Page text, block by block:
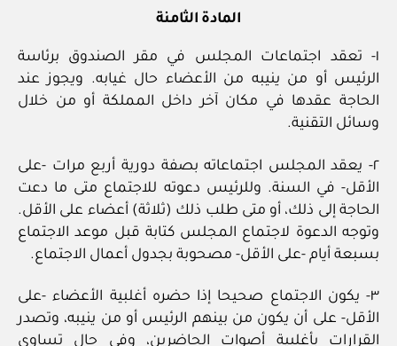
المادة الثامنة
١- تعقد اجتماعات المجلس في مقر الصندوق برئاسة
الرئيس أو من ينيبه من الأعضاء حال غيابه. ويجوز عند
الحاجة عقدها في مكان آخر داخل المملكة أو من خلال
وسائل التقنية.
٢- يعقد المجلس اجتماعاته بصفة دورية أربع مرات -على
الأقل- في السنة. وللرئيس دعوته للاجتماع متى ما دعت
الحاجة إلى ذلك، أو متى طلب ذلك (ثلاثة) أعضاء على الأقل.
وتوجه الدعوة لاجتماع المجلس كتابة قبل موعد الاجتماع
بسبعة أيام -على الأقل- مصحوبة بجدول أعمال الاجتماع.
٣- يكون الاجتماع صحيحا إذا حضره أغلبية الأعضاء -على
الأقل- على أن يكون من بينهم الرئيس أو من ينيبه، وتصدر
القرارات بأغلبية أصوات الحاضرين، وفي حال تساوي